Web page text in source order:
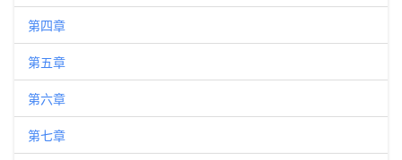
第四章
第五章
第六章
第七章